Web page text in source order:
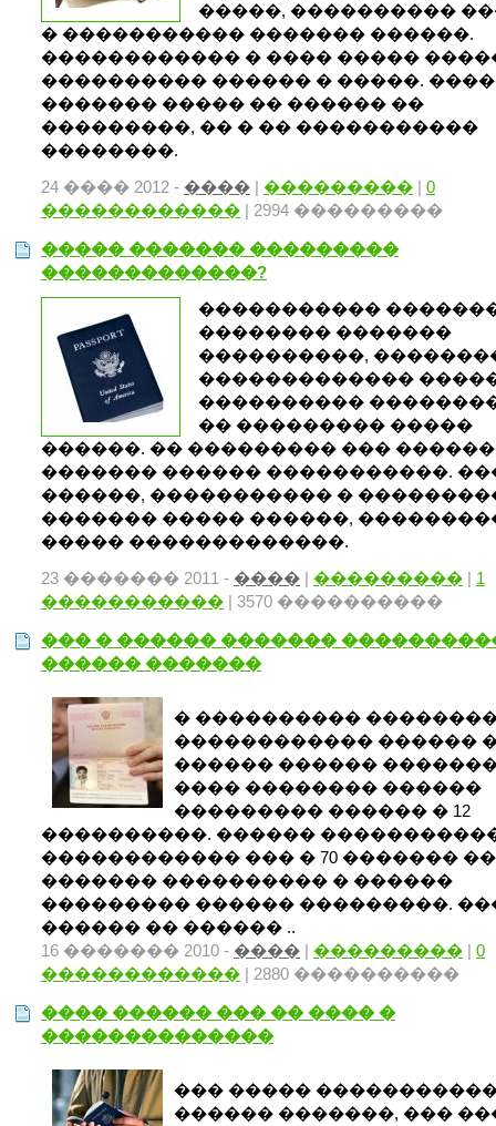
�����, ����������
� ����������� ������� ������.
������������ � ���� �����
���������� ������ � �����.
������� ����� �� ������ ��
���������, �� � �� �����������
��������.
24 ���� 2012 - ���� | ��������� | 0
������������ | 2994 ���������
����� ������� ���������
�������������?
�����������
�������� �������
����������,
�������������
����������
�� ��������� �����
������. �� ��������� ���
������� ������ �����������.
������, ����������� �
������� ����� ������,
����� �������������.
23 ������� 2011 - ���� | ��������� | 1
����������� | 3570 ����������
��� � ������ �������
������ �������
� ����������
������������ ������
������ ������
���� �������� ������
��������� ������ � 12
����������. ������
������������ ��� � 70 ������� ��
������� ���������� � ������
��������� ������ ���������.
������ �� ������ ..
16 ������� 2010 - ���� | ��������� | 0
������������ | 2880 ����������
���� ������ ��� �� ���� �
��������������
��� �����
������ �������, ���